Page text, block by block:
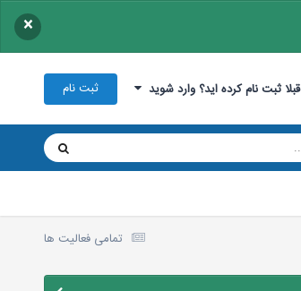
×
قبلا ثبت نام کرده اید؟ وارد شوید ثبت نام
تمامی فعالیت ها